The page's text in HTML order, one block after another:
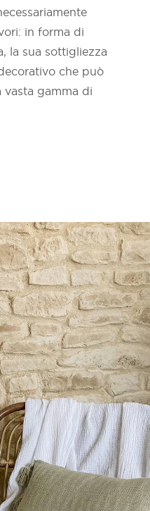
in forma di
la sua sottigliezza
che può
vasta gamma di